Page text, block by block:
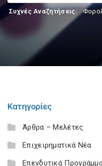
Συχνές Αναζητήσεις:
Κατηγορίες
Άρθρα – Μελέτες
Επιχειρηματικά Νέα
Επενδυτικά